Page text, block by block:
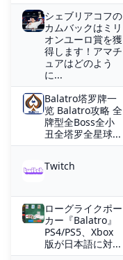
シェブリアコフの
カムバックはミリ
オンユーロ賞を獲
得します！アマチ
ュアはどのよう
に...
Balatro塔罗牌一
览 Balatro攻略 全
牌型全Boss全小
丑全塔罗全星球...
Twitch
ローグライクポー
カー『Balatro』
PS4/PS5、Xbox
版が日本語に対...